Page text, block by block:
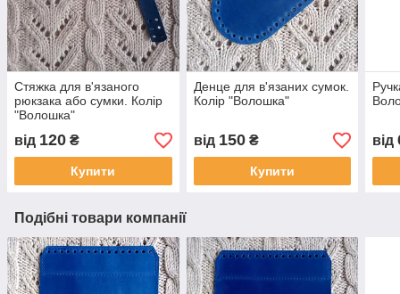
Стяжка для в'язаного
рюкзака або сумки. Колір
"Волошка"
від 120 ₴
Купити
Денце для в'язаних сумок.
Колір "Волошка"
від 150₴
Купити
від
Подібні товари компанії